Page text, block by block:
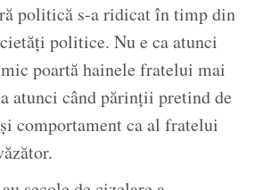
politică s-a ridicat în timp din
politice. Nu e ca atunci
poartă hainele fratelui mai
atunci când părinții pretind de
comportament ca al fratelui